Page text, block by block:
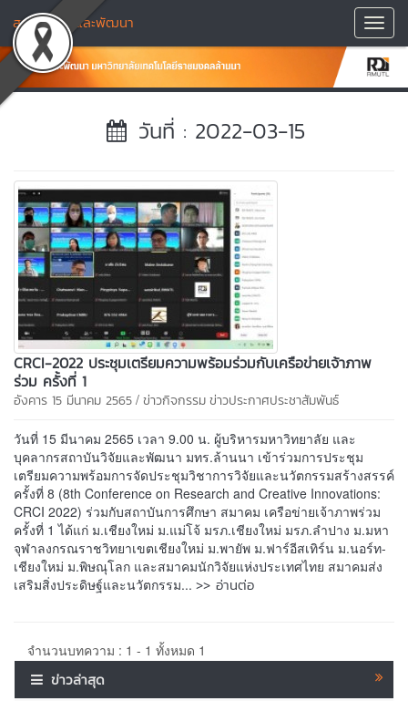
สถาบันวิจัยและพัฒนา
วันที่ : 2022-03-15
CRCI-2022 ประชุมเตรียมความพร้อมร่วมกับเครือข่ายเจ้าภาพ
ร่วม ครั้งที่ 1
อังคาร 15 มีนาคม 2565 / ข่าวกิจกรรมข่าวประกาศประชาสัมพันธ์
วันที่ 15 มีนาคม 2565 เวลา 9.00 น. ผู้บริหารมหาวิทยาลัย และ
บุคลากรสถาบันวิจัยและพัฒนา มทร.ล้านนา เข้าร่วมการประชุม
เตรียมความพร้อมการจัดประชุมวิชาการวิจัยและนวัตกรรมสร้างสรรค์
ครั้งที่ 8 (8th Conference on Research and Creative Innovations:
CRCI 2022) ร่วมกับสถาบันการศึกษา สมาคม เครือข่ายเจ้าภาพร่วม
ครั้งที่ 1 ได้แก่ ม.เชียงใหม่ ม.แม่โจ้ มรภ.เชียงใหม่ มรภ.ลำปาง ม.มหา
จุฬาลงกรณราชวิทยาเขตเชียงใหม่ ม.พายัพ ม.ฟาร์อีสเทิร์น ม.นอร์ท-
เชียงใหม่ ม.พิษณุโลก และสมาคมนักวิจัยแห่งประเทศไทย สมาคมส่ง
เสริมสิ่งประดิษฐ์และนวัตกรรม... >> อ่านต่อ
จำนวนบทความ : 1 - 1 ทั้งหมด 1
ข่าวล่าสุด